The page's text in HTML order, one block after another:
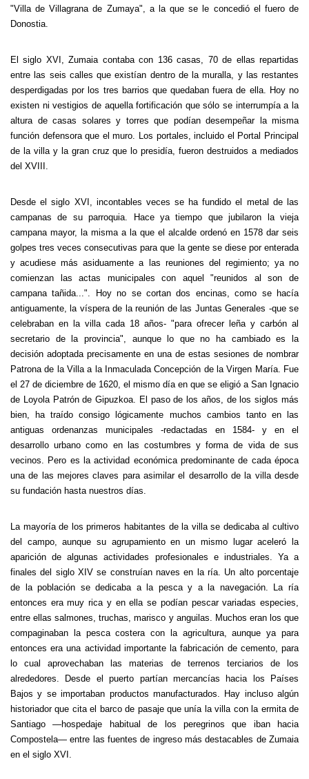
"Villa de Villagrana de Zumaya", a la que se le concedió el fuero de
Donostia.
El siglo XVI, Zumaia contaba con 136 casas, 70 de ellas repartidas
entre las seis calles que existían dentro de la muralla, y las restantes
desperdigadas por los tres barrios que quedaban fuera de ella. Hoy no
existen ni vestigios de aquella fortificación que sólo se interrumpía a la
altura de casas solares y torres que podían desempeñar la misma
función defensora que el muro. Los portales, incluido el Portal Principal
de la villa y la gran cruz que lo presidía, fueron destruidos a mediados
del XVIII.
Desde el siglo XVI, incontables veces se ha fundido el metal de las
campanas de su parroquia. Hace ya tiempo que jubilaron la vieja
campana mayor, la misma a la que el alcalde ordenó en 1578 dar seis
golpes tres veces consecutivas para que la gente se diese por enterada
y acudiese más asiduamente a las reuniones del regimiento; ya no
comienzan las actas municipales con aquel "reunidos al son de
campana tañida...". Hoy no se cortan dos encinas, como se hacía
antiguamente, la víspera de la reunión de las Juntas Generales -que se
celebraban en la villa cada 18 años- "para ofrecer leña y carbón al
secretario de la provincia", aunque lo que no ha cambiado es la
decisión adoptada precisamente en una de estas sesiones de nombrar
Patrona de la Villa a la Inmaculada Concepción de la Virgen María. Fue
el 27 de diciembre de 1620, el mismo día en que se eligió a San Ignacio
de Loyola Patrón de Gipuzkoa. El paso de los años, de los siglos más
bien, ha traído consigo lógicamente muchos cambios tanto en las
antiguas ordenanzas municipales -redactadas en 1584- y en el
desarrollo urbano como en las costumbres y forma de vida de sus
vecinos. Pero es la actividad económica predominante de cada época
una de las mejores claves para asimilar el desarrollo de la villa desde
su fundación hasta nuestros días.
La mayoría de los primeros habitantes de la villa se dedicaba al cultivo
del campo, aunque su agrupamiento en un mismo lugar aceleró la
aparición de algunas actividades profesionales e industriales. Ya a
finales del siglo XIV se construían naves en la ría. Un alto porcentaje
de la población se dedicaba a la pesca y a la navegación. La ría
entonces era muy rica y en ella se podían pescar variadas especies,
entre ellas salmones, truchas, marisco y anguilas. Muchos eran los que
compaginaban la pesca costera con la agricultura, aunque ya para
entonces era una actividad importante la fabricación de cemento, para
lo cual aprovechaban las materias de terrenos terciarios de los
alrededores. Desde el puerto partían mercancías hacia los Países
Bajos y se importaban productos manufacturados. Hay incluso algún
historiador que cita el barco de pasaje que unía la villa con la ermita de
Santiago —hospedaje habitual de los peregrinos que iban hacia
Compostela— entre las fuentes de ingreso más destacables de Zumaia
en el siglo XVI.